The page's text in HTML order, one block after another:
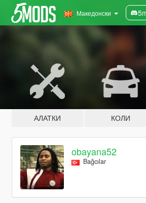
Македонски
АЛАТКИ КОЛИ
obayana52
Bağcılar